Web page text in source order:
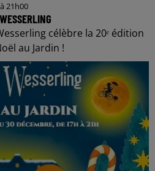
21h00
célèbre la 20ᵉ édition
au Jardin !